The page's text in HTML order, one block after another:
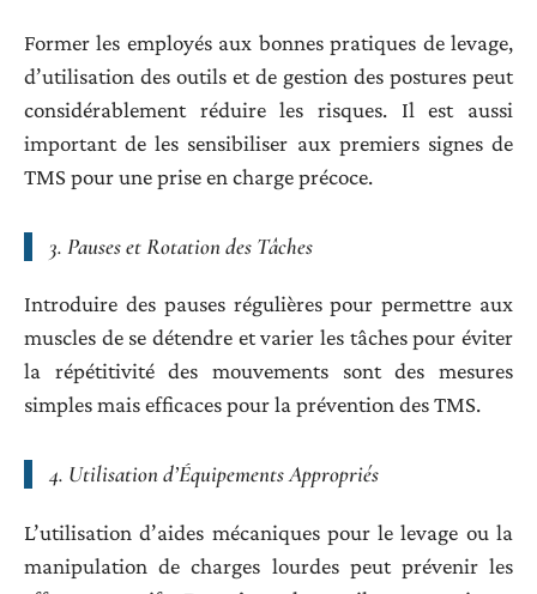
Former les employés aux bonnes pratiques de levage,
d’utilisation des outils et de gestion des postures peut
considérablement réduire les risques. Il est aussi
important de les sensibiliser aux premiers signes de
TMS pour une prise en charge précoce.
3. Pauses et Rotation des Tâches
Introduire des pauses régulières pour permettre aux
muscles de se détendre et varier les tâches pour éviter
la répétitivité des mouvements sont des mesures
simples mais efficaces pour la prévention des TMS.
4. Utilisation d’Équipements Appropriés
L’utilisation d’aides mécaniques pour le levage ou la
manipulation de charges lourdes peut prévenir les